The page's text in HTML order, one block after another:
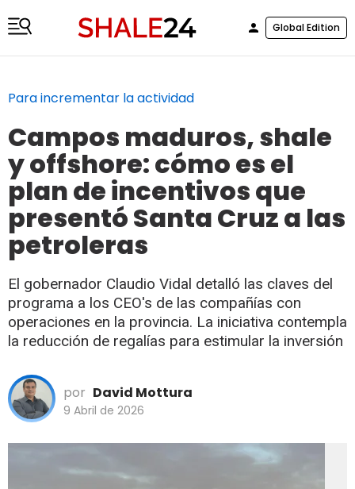
Global Edition
Para incrementar la actividad
Campos maduros, shale
y offshore: cómo es el
plan de incentivos que
presentó Santa Cruz a las
petroleras
El gobernador Claudio Vidal detalló las claves del
programa a los CEO's de las compañías con
operaciones en la provincia. La iniciativa contempla
la reducción de regalías para estimular la inversión
por David Mottura
9 Abril de 2026